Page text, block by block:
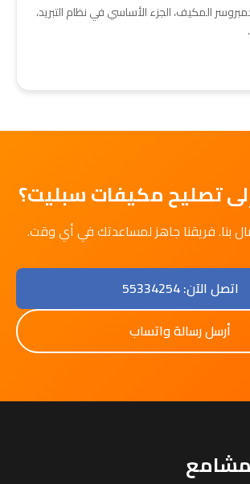
المكيف، الجزء الأساسي في نظام التبريد،
تصليح مكيفات سبليت؟
بنا. فريقنا جاهز لمساعدتك في أي وقت.
اتصل الآن: 55334254
أرسل رسالة واتساب